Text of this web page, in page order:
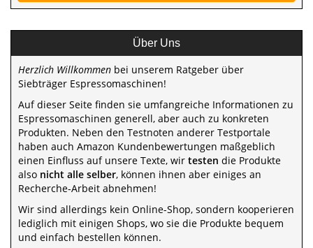
Über Uns
Herzlich Willkommen bei unserem Ratgeber über
Siebträger Espressomaschinen!
Auf dieser Seite finden sie umfangreiche Informationen zu
Espressomaschinen generell, aber auch zu konkreten
Produkten. Neben den Testnoten anderer Testportale
haben auch Amazon Kundenbewertungen maßgeblich
einen Einfluss auf unsere Texte, wir testen die Produkte
also nicht alle selber, können ihnen aber einiges an
Recherche-Arbeit abnehmen!
Wir sind allerdings kein Online-Shop, sondern kooperieren
lediglich mit einigen Shops, wo sie die Produkte bequem
und einfach bestellen können.